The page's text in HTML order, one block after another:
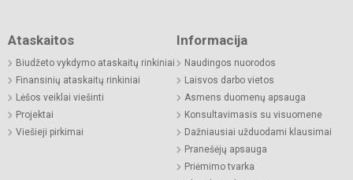
Ataskaitos
Biudžeto vykdymo ataskaitų rinkiniai
Finansinių ataskaitų rinkiniai
Lėšos veiklai viešinti
Projektai
Viešieji pirkimai
Informacija
Naudingos nuorodos
Laisvos darbo vietos
Asmens duomenų apsauga
Konsultavimasis su visuomene
Dažniausiai užduodami klausimai
Pranešėjų apsauga
Priėmimo tvarka